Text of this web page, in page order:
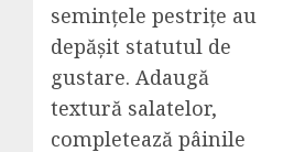
semințele pestrițe au
depășit statutul de
gustare. Adaugă
textură salatelor,
completează pâinile